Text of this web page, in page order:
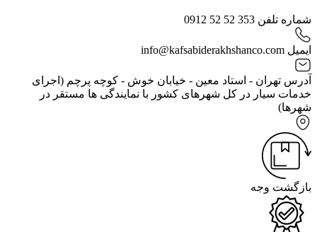
شماره تلفن 353 52 52 0912
ایمیل info@kafsabiderakhshanco.com
آدرس تهران - استاد معین - خیابان خوش - کوچه پرچم (اجرای
خدمات سیار در کل شهرهای کشور با نمایندگی ها مستقر در
شهرها)
بازگشت وجه